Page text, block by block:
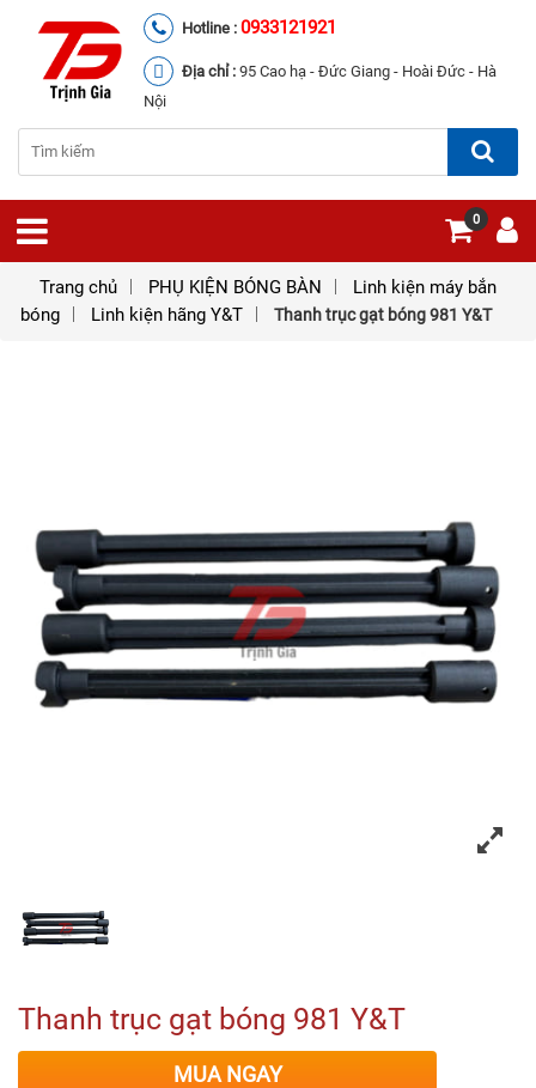
Hotline : 0933121921
Địa chỉ : 95 Cao hạ - Đức Giang - Hoài Đức - Hà
Nội
0
Trang chủ PHỤ KIỆN BÓNG BÀN
Linh kiện máy bắn
bóng
Linh kiện hãng Y&T Thanh trục gạt bóng 981 Y&T
Thanh trục gạt bóng 981 Y&T
MUA NGAY